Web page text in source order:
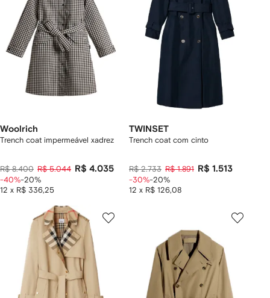
Woolrich
Trench coat impermeável xadrez
R$ 8.400 R$ 5.044 R$ 4.035
12 x R$ 336,25
-40%-20%
TWINSET
Trench coat com cinto
R$ 2.733 R$ 1.891 R$ 1.513
12 x R$ 126,08
-30%-20%